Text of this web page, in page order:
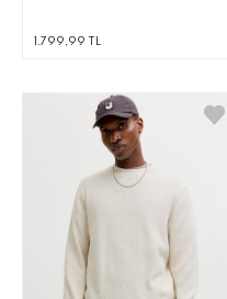
1.799,99 TL